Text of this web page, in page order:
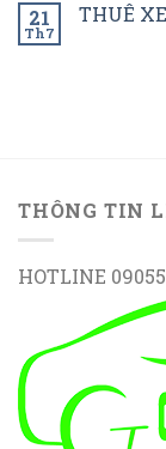
21
Th7
THUÊ
THÔNG TIN
HOTLINE